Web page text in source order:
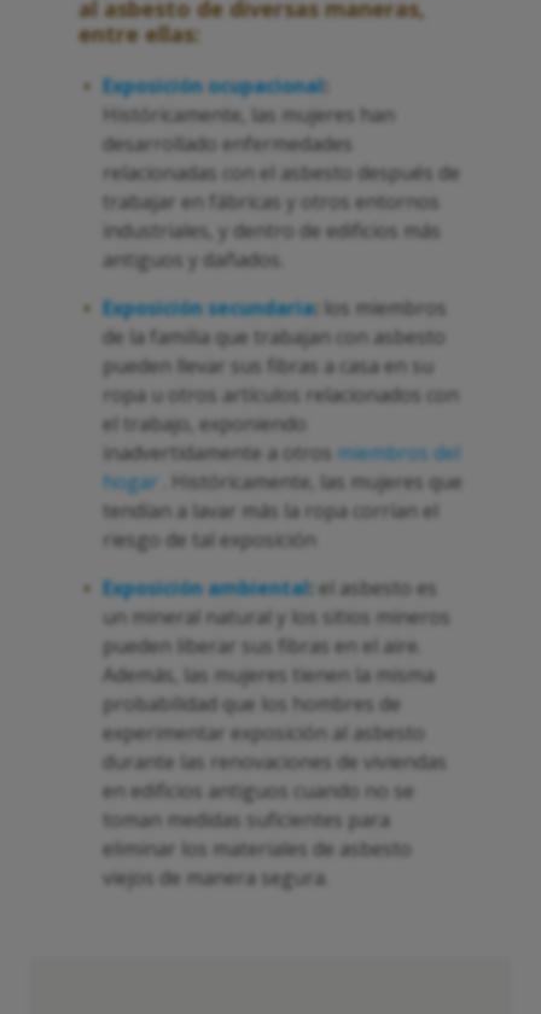
al asbesto de diversas maneras,
entre ellas:
Exposición ocupacional:
Históricamente, las mujeres han
desarrollado enfermedades
relacionadas con el asbesto después de
trabajar en fábricas y otros entornos
industriales, y dentro de edificios más
antiguos y dañados.
Exposición secundaria: los miembros
de la familia que trabajan con asbesto
pueden llevar sus fibras a casa en su
ropa u otros artículos relacionados con
el trabajo, exponiendo
inadvertidamente a otros miembros del
hogar . Históricamente, las mujeres que
tendían a lavar más la ropa corrían el
riesgo de tal exposición
Exposición ambiental: el asbesto es
un mineral natural y los sitios mineros
pueden liberar sus fibras en el aire.
Además, las mujeres tienen la misma
probabilidad que los hombres de
experimentar exposición al asbesto
durante las renovaciones de viviendas
en edificios antiguos cuando no se
toman medidas suficientes para
eliminar los materiales de asbesto
viejos de manera segura.